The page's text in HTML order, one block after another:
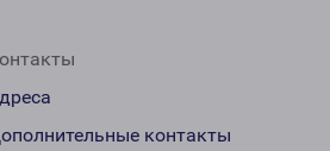
контакты